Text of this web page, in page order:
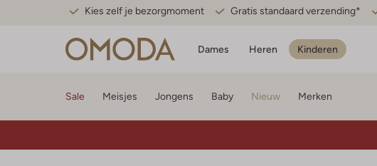
Kies zelf je bezorgmoment Gratis standaard verzending*
Dames Heren Kinderen
Sale Meisjes Jongens Baby Nieuw Merken